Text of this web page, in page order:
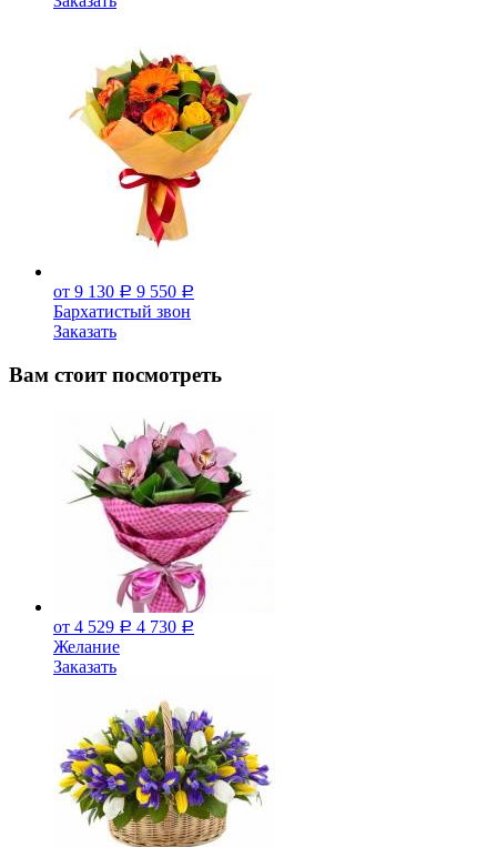
от 9 130 Р 9 550 Р
Бархатистый звон
Заказать
Вам стоит посмотреть
от 4 529 Р 4 730 Р
Желание
Заказать